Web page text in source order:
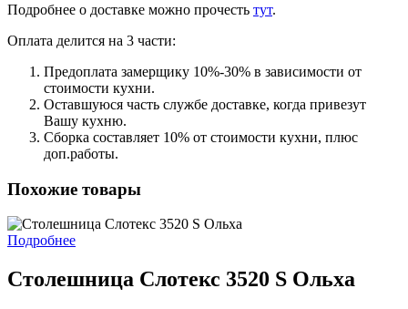
Подробнее о доставке можно прочеcть тут.
Оплата делится на 3 части:
Предоплата замерщику 10%-30% в зависимости от
стоимости кухни.
Оставшуюся часть службе доставке, когда привезут
Вашу кухню.
Сборка составляет 10% от стоимости кухни, плюс
доп.работы.
Похожие товары
Подробнее
Столешница Слотекс 3520 S Ольха